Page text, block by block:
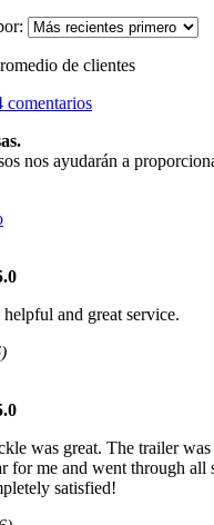
de clientes
comentarios
nos ayudarán a
and great service.
was great. The trailer
for me and went through all
satisfied!